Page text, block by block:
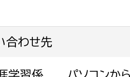
合わせ先